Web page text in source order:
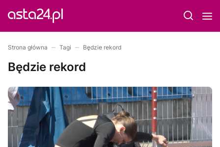
Strona główna Tagi Będzie rekord
Będzie rekord